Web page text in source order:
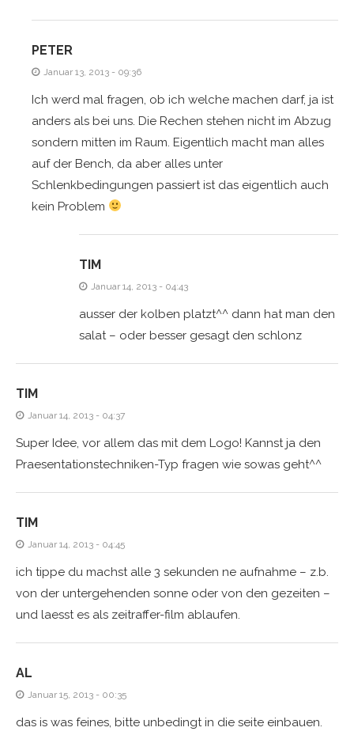
PETER
Januar 13, 2013 - 09:36
Ich werd mal fragen, ob ich welche machen darf, ja ist
anders als bei uns. Die Rechen stehen nicht im Abzug
sondern mitten im Raum. Eigentlich macht man alles
auf der Bench, da aber alles unter
Schlenkbedingungen passiert ist das eigentlich auch
kein Problem
TIM
Januar 14, 2013 - 04:43
ausser der kolben platzt^^ dann hat man den
salat – oder besser gesagt den schlonz
TIM
Januar 14, 2013 - 04:37
Super Idee, vor allem das mit dem Logo! Kannst ja den
Praesentationstechniken-Typ fragen wie sowas geht^^
TIM
Januar 14, 2013 - 04:45
ich tippe du machst alle 3 sekunden ne aufnahme – z.b.
von der untergehenden sonne oder von den gezeiten –
und laesst es als zeitraffer-film ablaufen.
AL
Januar 15, 2013 - 00:35
das is was feines, bitte unbedingt in die seite einbauen.